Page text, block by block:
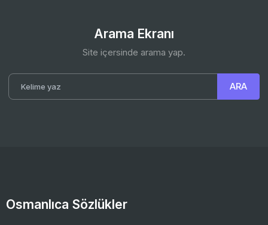
Arama Ekranı
Site içersinde arama yap.
Osmanlıca Sözlükler